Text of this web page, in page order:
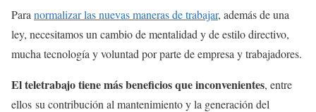
Para normalizar las nuevas maneras de trabajar, además de una
ley, necesitamos un cambio de mentalidad y de estilo directivo,
mucha tecnología y voluntad por parte de empresa y trabajadores.
El teletrabajo tiene más beneficios que inconvenientes, entre
ellos su contribución al mantenimiento y la generación del